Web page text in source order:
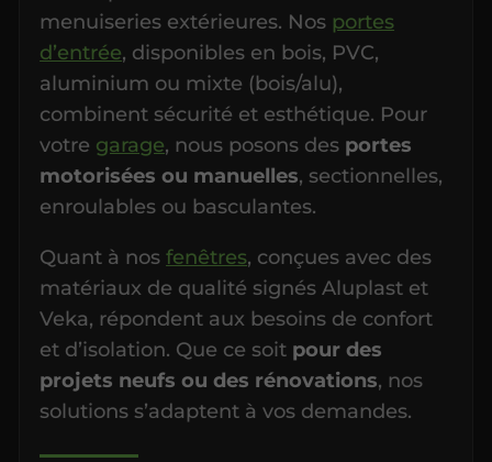
menuiseries extérieures. Nos portes
d’entrée , disponibles en bois, PVC,
aluminium ou mixte (bois/alu),
combinent sécurité et esthétique. Pour
votre garage , nous posons des portes
motorisées ou manuelles , sectionnelles,
enroulables ou basculantes.
Quant à nosfenêtres , conçues avec des
matériaux de qualité signés Aluplast et
Veka, répondent aux besoins de confort
et d’isolation. Que ce soit pour des
projets neufs ou des rénovations , nos
solutions s’adaptent à vos demandes.